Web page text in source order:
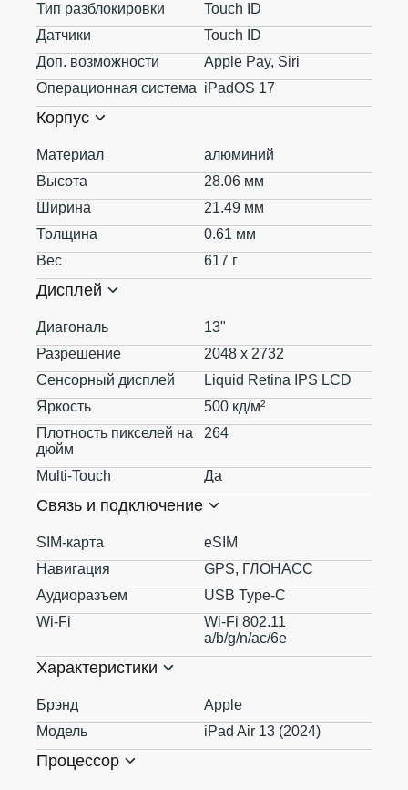
Тип разблокировки
Touch ID
Датчики
Touch ID
Доп. возможности
Apple Pay, Siri
Операционная система iPadOS 17
Корпус
Материал
алюминий
Высота
28.06 мм
Ширина
21.49 мм
Толщина
0.61 мм
Вес
617 г
Дисплей
Диагональ
13"
Разрешение
2048 x 2732
Сенсорный дисплей
Liquid Retina IPS LCD
Яркость
500 кд/м²
Плотность пикселей на
дюйм
264
Multi-Touch Да
Связь и подключение
SIM-карта
eSIM
Навигация
GPS, ГЛОНАСС
Аудиоразъем
USB Type-C
Wi-Fi
Wi-Fi 802.11
a/b/g/n/ac/6e
Характеристики
Брэнд
Apple
Модель
iPad Air 13 (2024)
Процессор